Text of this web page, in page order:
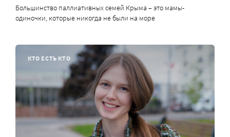
Большинство паллиативных семей Крыма – это мамы-
одиночки, которые никогда не были на море
КТО ЕСТЬ КТО